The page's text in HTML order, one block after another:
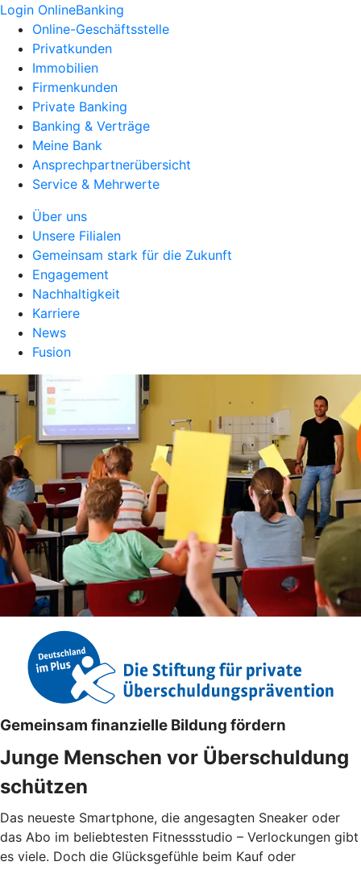
Login OnlineBanking
Online-Geschäftsstelle
Privatkunden
Immobilien
Firmenkunden
Private Banking
Banking & Verträge
Meine Bank
Ansprechpartnerübersicht
Service & Mehrwerte
Über uns
Unsere Filialen
Gemeinsam stark für die Zukunft
Engagement
Nachhaltigkeit
Karriere
News
Fusion
Gemeinsam finanzielle Bildung fördern
Junge Menschen vor Überschuldung
schützen
Das neueste Smartphone, die angesagten Sneaker oder
das Abo im beliebtesten Fitnessstudio – Verlockungen gibt
es viele. Doch die Glücksgefühle beim Kauf oder